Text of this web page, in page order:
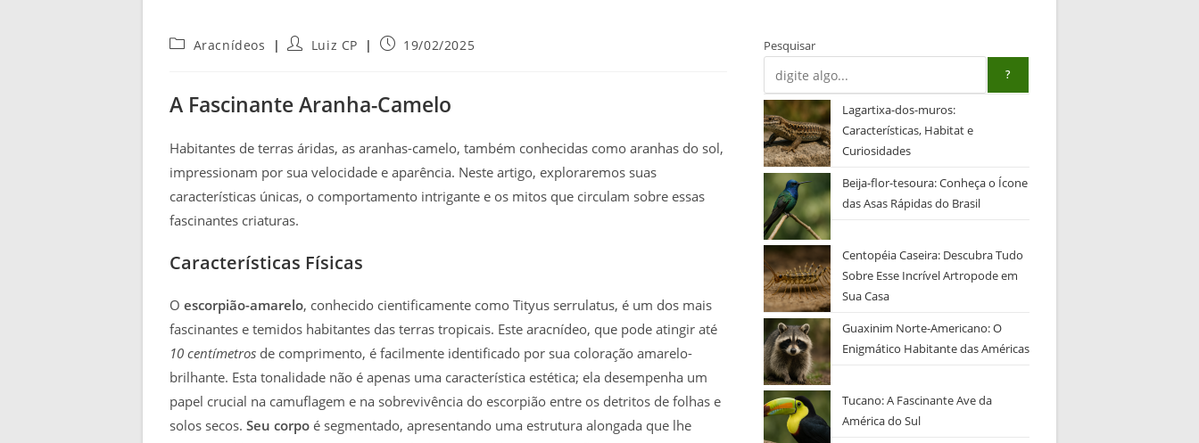
Categoria
Aracnídeos
AutorLuiz CP
Post19/02/2025
A Fascinante Aranha-Camelo
Habitantes de terras áridas, as aranhas-camelo, também conhecidas como aranhas do sol,
impressionam por sua velocidade e aparência. Neste artigo, exploraremos suas
características únicas, o comportamento intrigante e os mitos que circulam sobre essas
fascinantes criaturas.
Características Físicas
O escorpião-amarelo, conhecido cientificamente como Tityus serrulatus, é um dos mais
fascinantes e temidos habitantes das terras tropicais. Este aracnídeo, que pode atingir até
10 centímetros de comprimento, é facilmente identificado por sua coloração amarelo-
brilhante. Esta tonalidade não é apenas uma característica estética; ela desempenha um
papel crucial na camuflagem e na sobrevivência do escorpião entre os detritos de folhas e
solos secos. Seu corpo é segmentado, apresentando uma estrutura alongada que lhe
Pesquisar
?
Lagartixa-dos-muros:
Características, Habitat e
Curiosidades
Beija-flor-tesoura: Conheça o Ícone
das Asas Rápidas do Brasil
Centopéia Caseira: Descubra Tudo
Sobre Esse Incrível Artropode em
Sua Casa
Guaxinim Norte-Americano: O
Enigmático Habitante das Américas
Tucano: A Fascinante Ave da
América do Sul